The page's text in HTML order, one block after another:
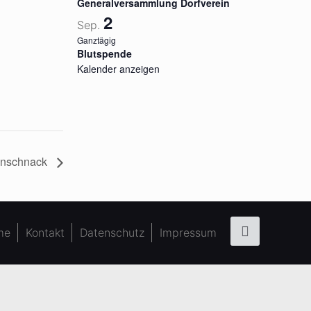
Generalversammlung Dorfverein
Sep. 2
Ganztägig
Blutspende
Kalender anzeigen
Kontakt Datenschutz Impressum